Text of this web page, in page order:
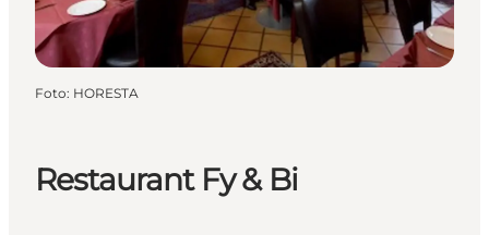
Restaurant Fy & Bi
Foto: HORESTA